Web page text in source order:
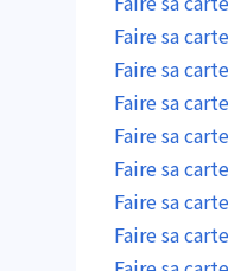
Faire sa
Faire sa
Faire sa
Faire sa
Faire sa
Faire sa
Faire sa